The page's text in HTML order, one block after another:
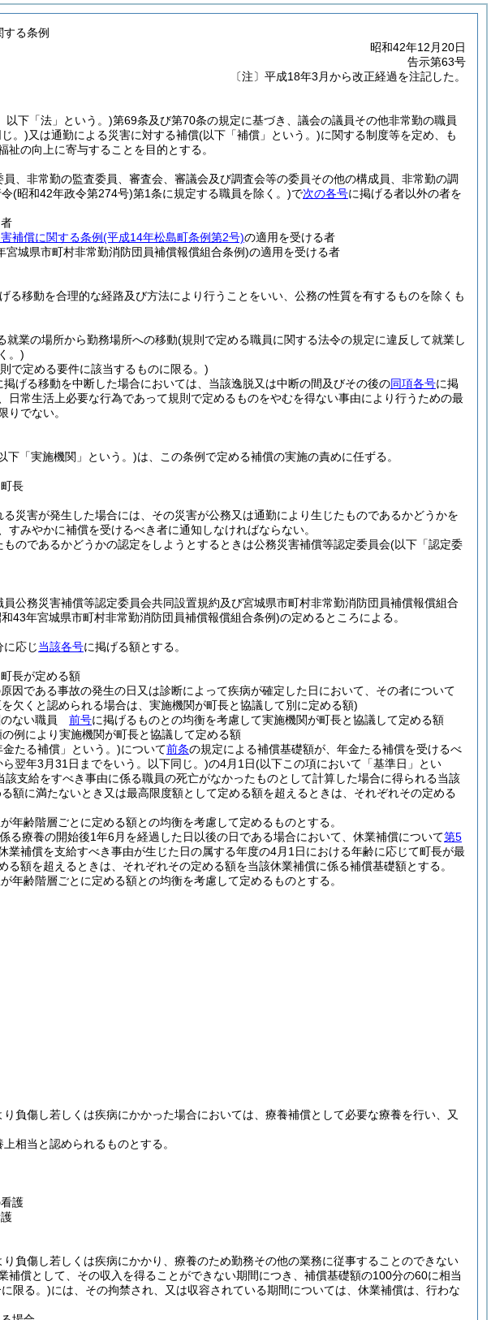
る条例
昭和42年12月20日
告示第63号
〔注〕平成18年3月から改正経過を注記した。
以下「法」という。)第69条及び第70条の規定に基づき、議会の議員その他非常勤の職員
。)又は通勤による災害に対する補償(以下「補償」という。)に関する制度等を定め、も
の向上に寄与することを目的とする。
、非常勤の監査委員、審査会、審議会及び調査会等の委員その他の構成員、非常勤の調
(昭和42年政令第274号)第1条に規定する職員を除く。)で次の各号に掲げる者以外の者を
補償に関する条例(平成14年松島町条例第2号)の適用を受ける者
宮城県市町村非常勤消防団員補償報償組合条例)の適用を受ける者
る移動を合理的な経路及び方法により行うことをいい、公務の性質を有するものを除くも
就業の場所から勤務場所への移動(規則で定める職員に関する法令の規定に違反して就業し
。)
で定める要件に該当するものに限る。)
掲げる移動を中断した場合においては、当該逸脱又は中断の間及びその後の同項各号に掲
日常生活上必要な行為であって規則で定めるものをやむを得ない事由により行うための最
りでない。
下「実施機関」という。)は、この条例で定める補償の実施の責めに任ずる。
長
災害が発生した場合には、その災害が公務又は通勤により生じたものであるかどうかを
みやかに補償を受けるべき者に通知しなければならない。
のであるかどうかの認定をしようとするときは公務災害補償等認定委員会(以下「認定委
公務災害補償等認定委員会共同設置規約及び宮城県市町村非常勤消防団員補償報償組合
43年宮城県市町村非常勤消防団員補償報償組合条例)の定めるところによる。
に応じ当該各号に掲げる額とする。
長が定める額
である事故の発生の日又は診断によって疾病が確定した日において、その者について
欠くと認められる場合は、実施機関が町長と協議して別に定める額)
のない職員 前号に掲げるものとの均衡を考慮して実施機関が町長と協議して定める額
例により実施機関が町長と協議して定める額
たる補償」という。)について前条の規定による補償基礎額が、年金たる補償を受けるべ
翌年3月31日までをいう。以下同じ。)の4月1日(以下この項において「基準日」とい
支給をすべき事由に係る職員の死亡がなかったものとして計算した場合に得られる当該
額に満たないとき又は最高限度額として定める額を超えるときは、それぞれその定める
齢階層ごとに定める額との均衡を考慮して定めるものとする。
る療養の開始後1年6月を経過した日以後の日である場合において、休業補償について第5
補償を支給すべき事由が生じた日の属する年度の4月1日における年齢に応じて町長が最
額を超えるときは、それぞれその定める額を当該休業補償に係る補償基礎額とする。
齢階層ごとに定める額との均衡を考慮して定めるものとする。
負傷し若しくは疾病にかかった場合においては、療養補償として必要な療養を行い、又
相当と認められるものとする。
護
負傷し若しくは疾病にかかり、療養のため勤務その他の業務に従事することのできない
償として、その収入を得ることができない期間につき、補償基礎額の100分の60に相当
限る。)には、その拘禁され、又は収容されている期間については、休業補償は、行わな